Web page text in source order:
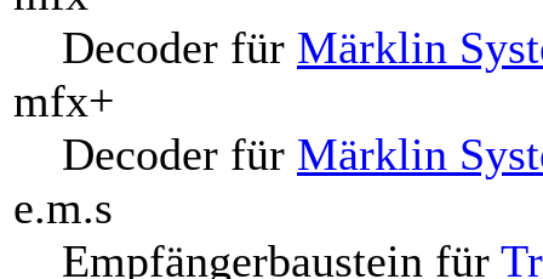
Decoder für Märklin
mfx+
Decoder für Märklin
e.m.s
Empfängerbaustein für